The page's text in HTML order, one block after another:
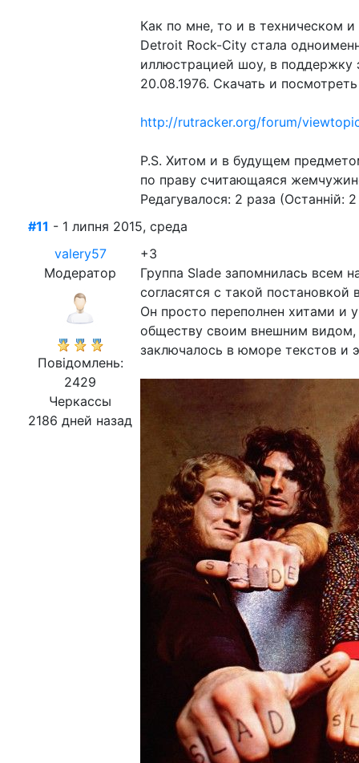
Как по мне, то и в техническом
Detroit Rock-City стала
иллюстрацией шоу, в поддержку
20.08.1976. Скачать и
http://rutracker.org/forum/
P.S. Хитом и в будущем
по праву считающаяся
Редагувалося: 2 раза (Останній:
#11 - 1 липня 2015, среда
valery57
Модератор
Повідомлень:
2429
Черкассы
2186 дней назад
+3
Группа Slade запомнилась всем
согласятся с такой
Он просто переполнен хитами и
обществу своим внешним видом,
заключалось в юморе текстов и